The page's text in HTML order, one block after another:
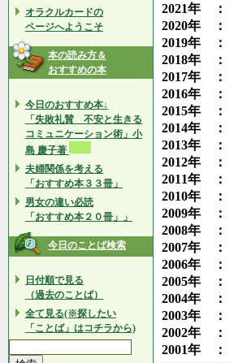
オラクルカードの
ページへようこそ
本の読み方＆
おすすめの本
今日のおすすめ本↓
「失敗礼賛 不安と生きる
コミュニケーション術」小
島 慶子著
夫婦関係を考える
「おすすめ本３３冊」
男女の違い必読
「おすすめ本２０冊」」
今日のことば検索
日付順で見る
（過去のことば）
全て見る(※探したい
「ことば」はコチラから)
2021年 ：
2020年 ：
2019年 ：
2018年 ：
2017年 ：
2016年 ：
2015年 ：
2014年 ：
2013年 ：
2012年 ：
2011年 ：
2010年 ：
2009年 ：
2008年 ：
2007年 ：
2006年 ：
2005年 ：
2004年 ：
2003年 ：
2002年 ：
2001年 ：